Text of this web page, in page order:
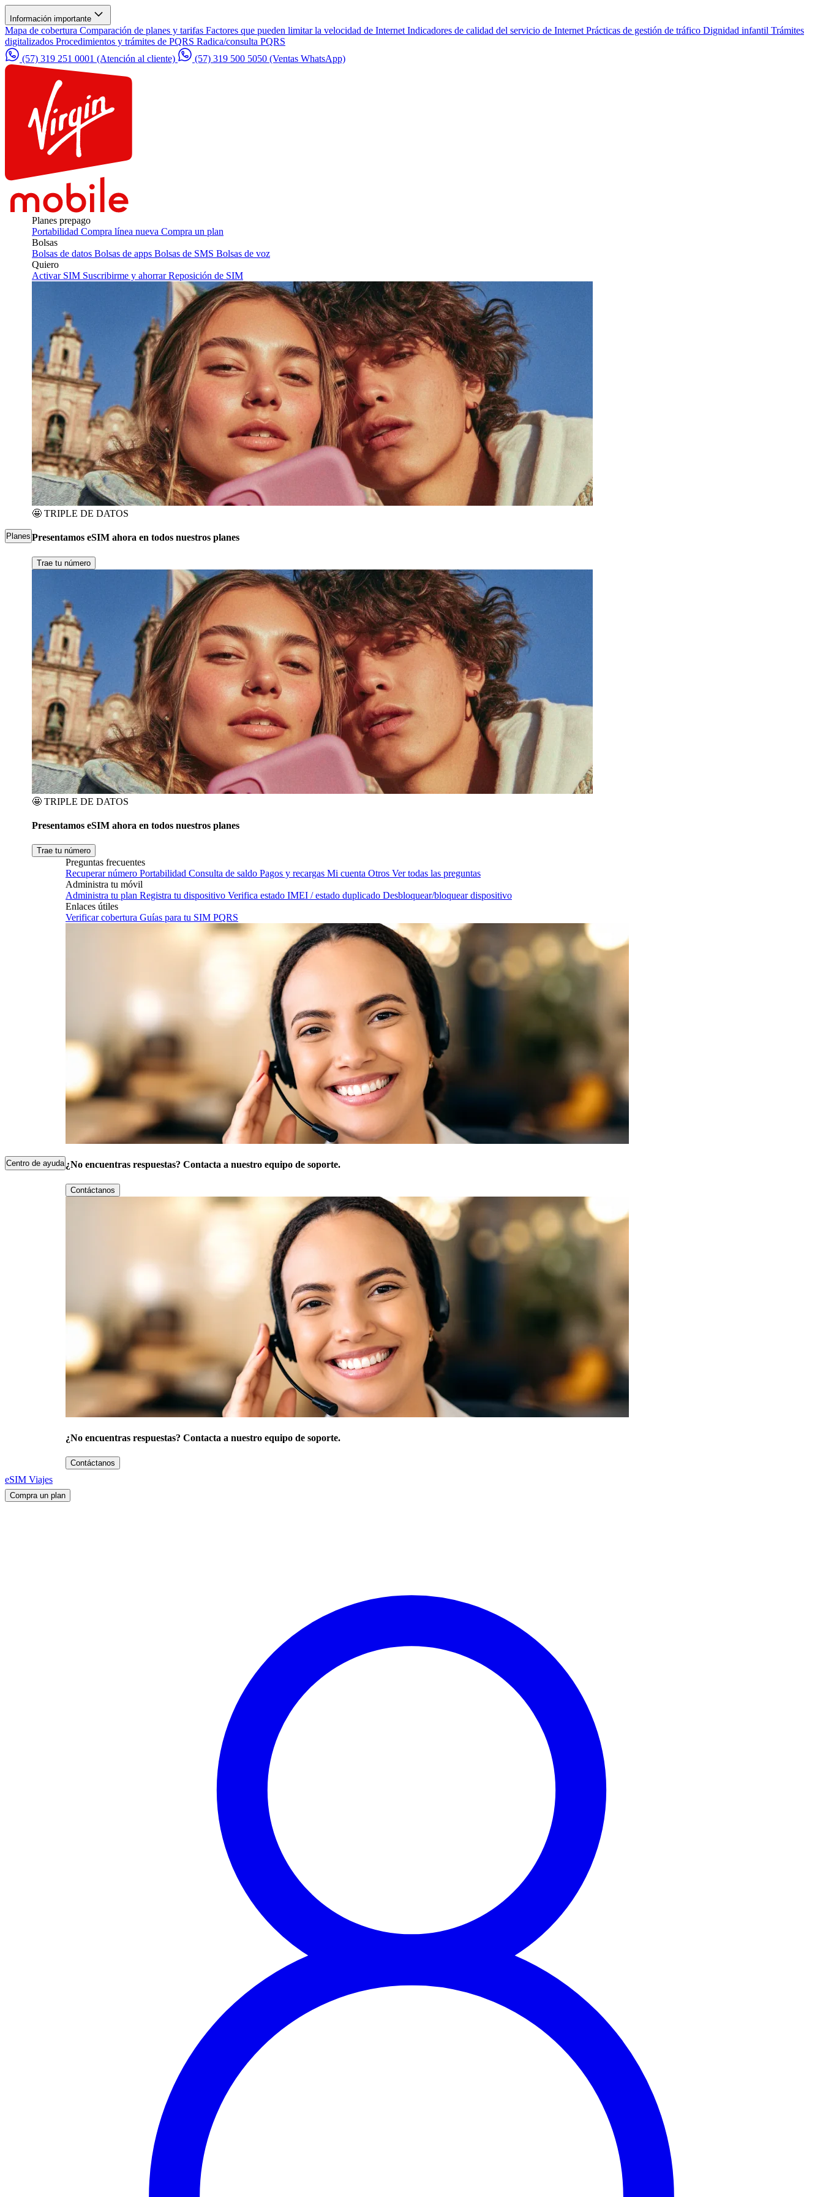
Información importante
Mapa de cobertura Comparación de planes y tarifas Factores que pueden limitar la velocidad de Internet Indicadores de calidad del servicio de Internet Prácticas de gestión de tráfico Dignidad infantil Trámites
digitalizados Procedimientos y trámites de PQRS Radica/consulta PQRS
(57) 319 251 0001 (Atención al cliente) (57) 319 500 5050 (Ventas WhatsApp)
Planes
Planes prepago
Portabilidad Compra línea nueva Compra un plan
Bolsas
Bolsas de datos Bolsas de apps Bolsas de SMS Bolsas de voz
Quiero
Activar SIM Suscribirme y ahorrarReposición de SIM
🤩 TRIPLE DE DATOS
Presentamos eSIM ahora en todos nuestros planes
Trae tu número
🤩 TRIPLE DE DATOS
Presentamos eSIM ahora en todos nuestros planes
Trae tu número
Centro de ayuda
Preguntas frecuentes
Recuperar número Portabilidad Consulta de saldo Pagos y recargas Mi cuenta Otros Ver todas las preguntas
Administra tu móvil
Administra tu plan Registra tu dispositivo Verifica estado IMEI / estado duplicado Desbloquear/bloquear dispositivo
Enlaces útiles
Verificar cobertura Guías para tu SIM PQRS
¿No encuentras respuestas? Contacta a nuestro equipo de soporte.
Contáctanos
¿No encuentras respuestas? Contacta a nuestro equipo de soporte.
Contáctanos
eSIM Viajes
Compra un plan